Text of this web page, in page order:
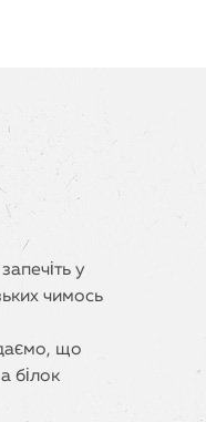
у
чимось
що
білок